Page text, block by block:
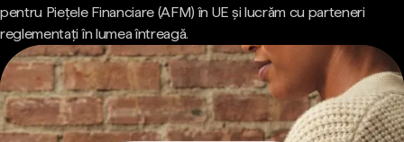
pentru Piețele Financiare (AFM) în UE și lucrăm cu parteneri
reglementați în lumea întreagă.